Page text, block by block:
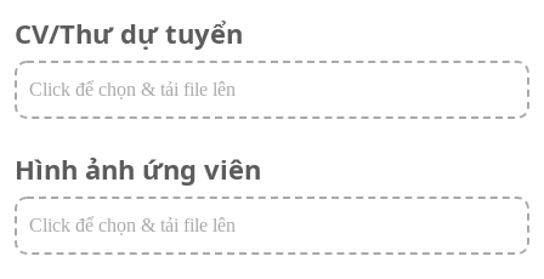
CV/Thư dự tuyển
Hình ảnh ứng viên